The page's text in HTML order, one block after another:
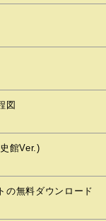
図
館Ver.)
の無料ダウンロード